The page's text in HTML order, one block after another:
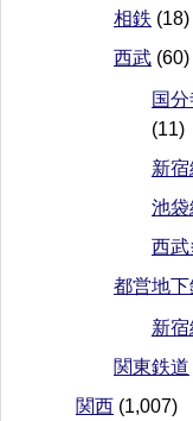
相鉄 (18)
西武 (60)
国
(11)
新
池
西武
都営地下
新
関東鉄道
関西 (1,007)